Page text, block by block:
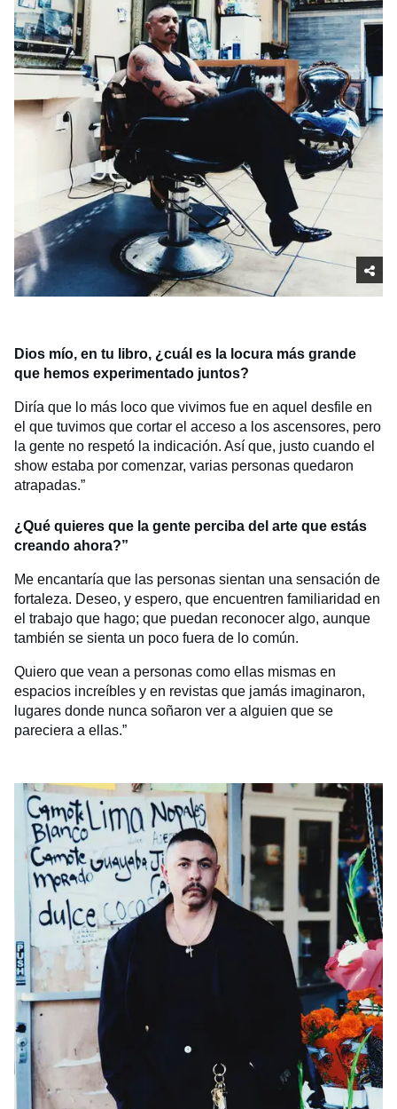
Dios mío, en tu libro, ¿cuál es la locura más grande
que hemos experimentado juntos?
Diría que lo más loco que vivimos fue en aquel desfile en
el que tuvimos que cortar el acceso a los ascensores, pero
la gente no respetó la indicación. Así que, justo cuando el
show estaba por comenzar, varias personas quedaron
atrapadas.”
¿Qué quieres que la gente perciba del arte que estás
creando ahora?”
Me encantaría que las personas sientan una sensación de
fortaleza. Deseo, y espero, que encuentren familiaridad en
el trabajo que hago; que puedan reconocer algo, aunque
también se sienta un poco fuera de lo común.
Quiero que vean a personas como ellas mismas en
espacios increíbles y en revistas que jamás imaginaron,
lugares donde nunca soñaron ver a alguien que se
pareciera a ellas.”